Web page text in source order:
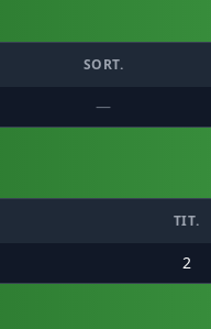
SORT.
—
TIT.
2